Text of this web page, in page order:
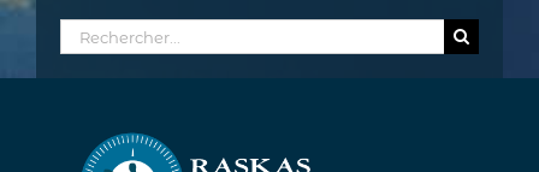
Rechercher: